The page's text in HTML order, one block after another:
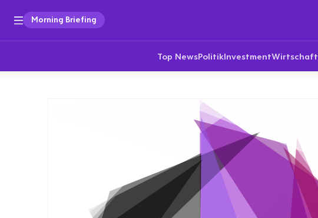
Morning Briefing
Top NewsPolitikInvestmentWirtschaft